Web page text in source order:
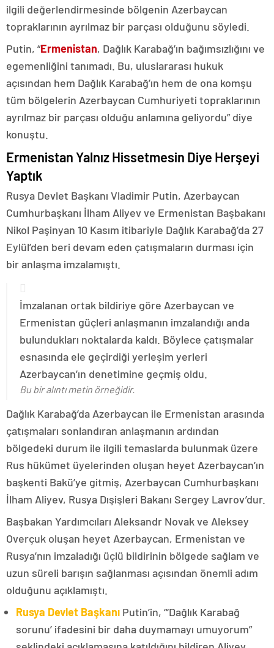
ilgili değerlendirmesinde bölgenin Azerbaycan
topraklarının ayrılmaz bir parçası olduğunu söyledi.
Putin, “Ermenistan, Dağlık Karabağ’ın bağımsızlığını ve
egemenliğini tanımadı. Bu, uluslararası hukuk
açısından hem Dağlık Karabağ’ın hem de ona komşu
tüm bölgelerin Azerbaycan Cumhuriyeti topraklarının
ayrılmaz bir parçası olduğu anlamına geliyordu” diye
konuştu.
Ermenistan Yalnız Hissetmesin Diye Herşeyi
Yaptık
Rusya Devlet Başkanı Vladimir Putin, Azerbaycan
Cumhurbaşkanı İlham Aliyev ve Ermenistan Başbakanı
Nikol Paşinyan 10 Kasım itibariyle Dağlık Karabağ’da 27
Eylül’den beri devam eden çatışmaların durması için
bir anlaşma imzalamıştı.
İmzalanan ortak bildiriye göre Azerbaycan ve
Ermenistan güçleri anlaşmanın imzalandığı anda
bulundukları noktalarda kaldı. Böylece çatışmalar
esnasında ele geçirdiği yerleşim yerleri
Azerbaycan’ın denetimine geçmiş oldu.
Bu bir alıntı metin örneğidir.
Dağlık Karabağ’da Azerbaycan ile Ermenistan arasında
çatışmaları sonlandıran anlaşmanın ardından
bölgedeki durum ile ilgili temaslarda bulunmak üzere
Rus hükümet üyelerinden oluşan heyet Azerbaycan’ın
başkenti Bakü’ye gitmiş, Azerbaycan Cumhurbaşkanı
İlham Aliyev, Rusya Dışişleri Bakanı Sergey Lavrov’dur.
Başbakan Yardımcıları Aleksandr Novak ve Aleksey
Overçuk oluşan heyet Azerbaycan, Ermenistan ve
Rusya’nın imzaladığı üçlü bildirinin bölgede sağlam ve
uzun süreli barışın sağlanması açısından önemli adım
olduğunu açıklamıştı.
Rusya Devlet Başkanı Putin’in, “‘Dağlık Karabağ
sorunu’ ifadesini bir daha duymamayı umuyorum”